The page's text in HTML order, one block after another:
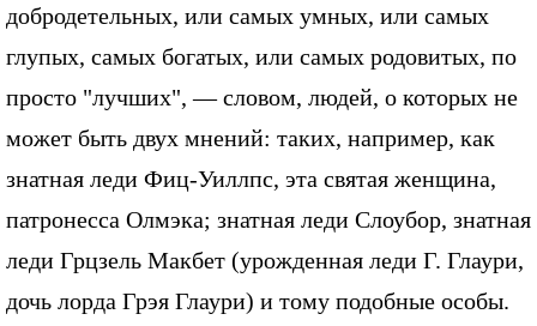
добродетельных, или самых умных, или самых
глупых, самых богатых, или самых родовитых, по
просто "лучших", — словом, людей, о которых не
может быть двух мнений: таких, например, как
знатная леди Фиц-Уиллпс, эта святая женщина,
патронесса Олмэка; знатная леди Слоубор, знатная
леди Грцзель Макбет (урожденная леди Г. Глаури,
дочь лорда Грэя Глаури) и тому подобные особы.